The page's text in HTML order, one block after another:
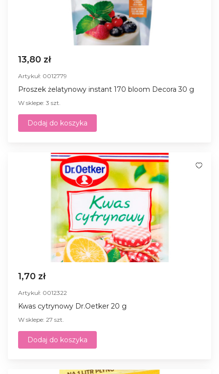
13,80 zł
Artykuł: 0012779
Proszek żelatynowy instant 170 bloom Decora 30 g
W sklepe: 3 szt.
Dodaj do koszyka
1,70 zł
Artykuł: 0012322
Kwas cytrynowy Dr.Oetker 20 g
W sklepe: 27 szt.
Dodaj do koszyka